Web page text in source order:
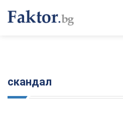
скандал